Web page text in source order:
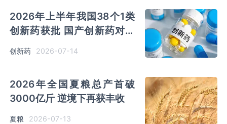
2026年上半年我国38个1类
创新药获批 国产创新药对外
授权交易总额已接近1100亿
美元
创新药 2026-07-14
2026年全国夏粮总产首破
3000亿斤 逆境下再获丰收
夏粮 2026-07-13